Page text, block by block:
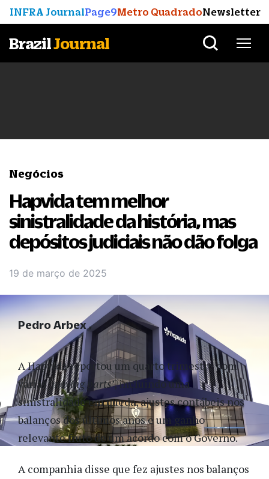
INFRA JournalPage9Metro QuadradoNewsletter
BrazilJournal
Negócios
Hapvida tem melhor
sinistralidade da história, mas
depósitos judiciais não dão folga
19 de março de 2025
A Hapvida reportou um quarto trimestre com
várias ‘moving parts’, incluindo uma
sinistralidade em queda, ajustes contábeis nos
balanços dos últimos anos e um ganho
relevante fruto de um acordo com o Governo.
A companhia disse que fez ajustes nos balanços
Pedro Arbex